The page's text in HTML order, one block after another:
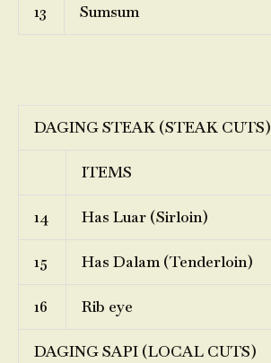
13 Sumsum
DAGING STEAK (STEAK CUTS)
ITEMS
14 Has Luar (Sirloin)
15 Has Dalam (Tenderloin)
16 Rib eye
DAGING SAPI (LOCAL CUTS)